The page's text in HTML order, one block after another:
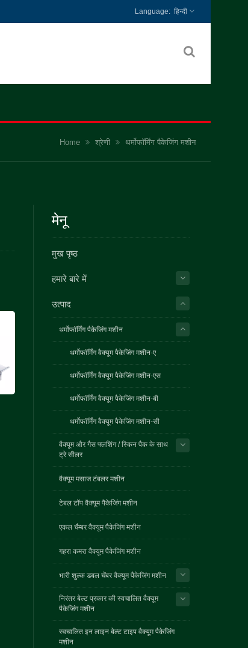
हिन्दी
Home श्रेणी थर्मोफॉर्मिंग पैकेजिंग मशीन
मेनू
मुख पृष्ठ
हमारे बारे में
उत्पाद
थर्मोफॉर्मिंग पैकेजिंग मशीन
थर्मोफॉर्मिंग वैक्यूम पैकेजिंग मशीन-ए
थर्मोफॉर्मिंग वैक्यूम पैकेजिंग मशीन-एस
थर्मोफॉर्मिंग वैक्यूम पैकेजिंग मशीन-बी
थर्मोफॉर्मिंग वैक्यूम पैकेजिंग मशीन-सी
वैक्यूम और गैस फ्लशिंग / स्किन पैक के साथ
ट्रे सीलर
वैक्यूम मसाज टंबलर मशीन
टेबल टॉप वैक्यूम पैकेजिंग मशीन
एकल चैम्बर वैक्यूम पैकेजिंग मशीन
गहरा कमरा वैक्यूम पैकेजिंग मशीन
भारी शुल्क डबल चेंबर वैक्यूम पैकेजिंग मशीन
निरंतर बेल्ट प्रकार की स्वचालित वैक्यूम
पैकेजिंग मशीन
स्वचालित इन लाइन बेल्ट टाइप वैक्यूम पैकेजिंग
मशीन